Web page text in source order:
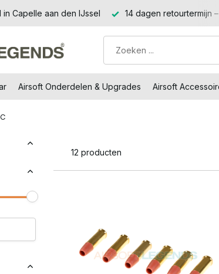
Capelle aan den IJssel 14 dagen retourtermijn
Airsoft Onderdelen & Upgrades Airsoft
12 producten